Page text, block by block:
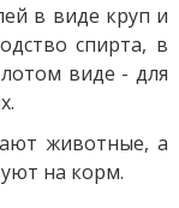
в виде круп и
спирта, в
виде - для
животные, а
на корм.